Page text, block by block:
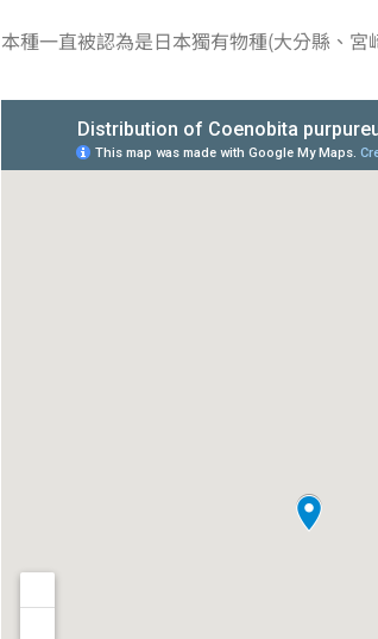
本種一直被認為是日本獨有物種(大分縣、